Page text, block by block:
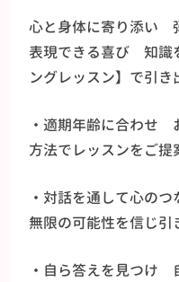
心と身体に寄り添い
表現できる喜び 知識
ングレッスン】で引き
・適期年齢に合わせ
方法でレッスンをご提
・対話を通して心の
無限の可能性を信じ引
・自ら答えを見つけ